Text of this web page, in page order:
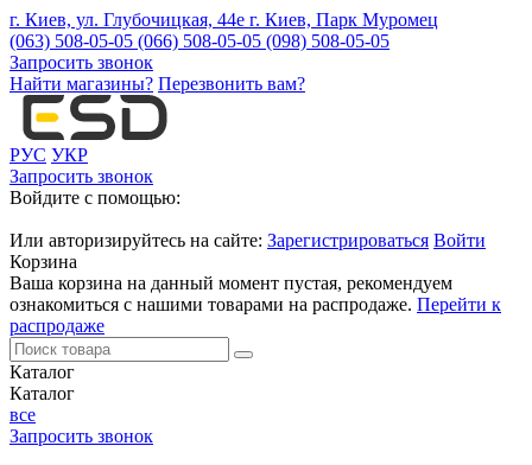
г. Киев, ул. Глубочицкая, 44е г. Киев, Парк Муромец
(063) 508-05-05 (066) 508-05-05 (098) 508-05-05
Запросить звонок
Найти магазины? Перезвонить вам?
РУС УКР
Запросить звонок
Войдите с помощью:
Или авторизируйтесь на сайте: Зарегистрироваться Войти
Корзина
Ваша корзина на данный момент пустая, рекомендуем
ознакомиться с нашими товарами на распродаже. Перейти к
распродаже
Каталог
Каталог
все
Запросить звонок